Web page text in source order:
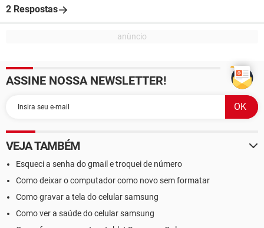
2 Respostas
ASSINE NOSSA NEWSLETTER!
VEJA TAMBÉM
Esqueci a senha do gmail e troquei de número
Como deixar o computador como novo sem formatar
Como gravar a tela do celular samsung
Como ver a saúde do celular samsung